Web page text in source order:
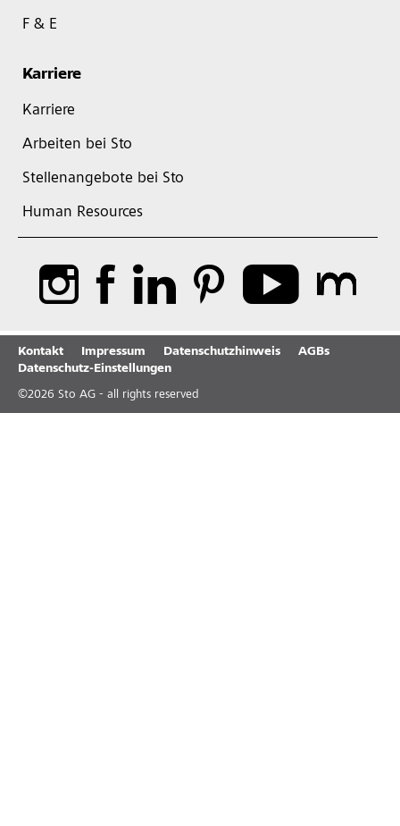
F & E
Karriere
Karriere
Arbeiten bei Sto
Stellenangebote bei Sto
Human Resources
Kontakt Impressum Datenschutzhinweis
AGBs
Datenschutz-Einstellungen
©2026 Sto AG - all rights reserved